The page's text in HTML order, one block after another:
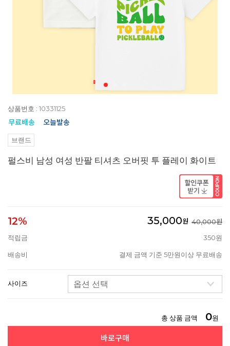
상품번호 : 10331125
브랜드
펄스비 남성 여성 반팔 티셔츠 오버핏 투 플레이 화이트
12% 35,000원 40,000원
적립금
350원
배송비 결제 금액 기준 5만원이상 무료배송
사이즈
총 상품 금액 0원
바로구매